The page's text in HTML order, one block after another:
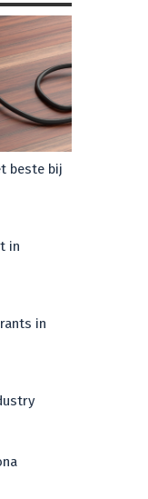
beste bij
in
in